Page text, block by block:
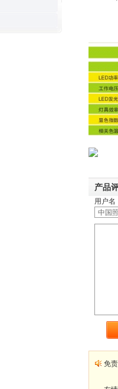
产品
用户名
免